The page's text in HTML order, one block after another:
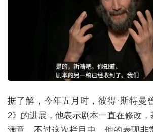
据了解，今年五月时，彼得·斯特曼
2》的进展，他表示剧本一直在修改